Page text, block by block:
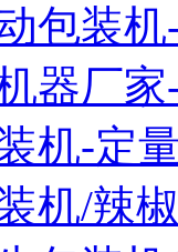
包装
器厂
机-定
机/辣